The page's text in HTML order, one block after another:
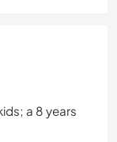
a 8 years